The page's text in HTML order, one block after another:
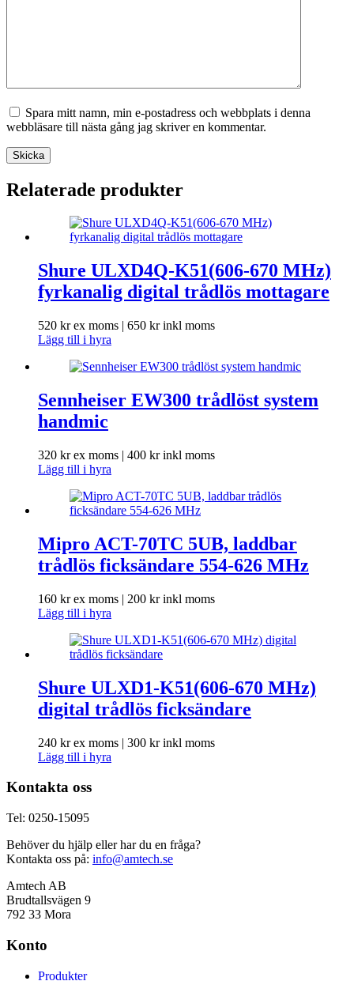
Spara mitt namn, min e-postadress och webbplats i denna
webbläsare till nästa gång jag skriver en kommentar.
Skicka
Relaterade produkter
Shure ULXD4Q-K51(606-670 MHz)
fyrkanalig digital trådlös mottagare
520 krex moms | 650 krinkl moms
Lägg till i hyra
Sennheiser EW300 trådlöst system
handmic
320 krex moms | 400 krinkl moms
Lägg till i hyra
Mipro ACT-70TC 5UB, laddbar
trådlös ficksändare 554-626 MHz
160 krex moms | 200 krinkl moms
Lägg till i hyra
Shure ULXD1-K51(606-670 MHz)
digital trådlös ficksändare
240 krex moms | 300 krinkl moms
Lägg till i hyra
Kontakta oss
Tel: 0250-15095
Behöver du hjälp eller har du en fråga?
Kontakta oss på: info@amtech.se
Amtech AB
Brudtallsvägen 9
792 33 Mora
Konto
Produkter